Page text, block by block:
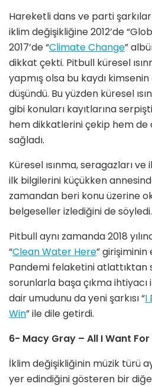
Hareketli dans ve parti
iklim değişikliğine 2012’de
2017’de “Climate Change”
dikkat çekti. Pitbull küresel
yapmış olsa bu kaydı
düşündü. Bu yüzden küresel
gibi konuları kayıtlarına
hem dikkatlerini çekip hem
sağladı.
Küresel ısınma, seragazları
ilk bilgilerini küçükken
zamandan beri konu üzerine
belgeseller izlediğini de söyledi.
Pitbull aynı zamanda 2018
“Clean Water Here”
Pandemi felaketini atlattıktan
sorunlarla başa çıkma ihtiyacı
dair umudunu da yeni şarkısı “I
Win” ile dile getirdi.
6- Macy Gray – All I Want
İklim değişikliğinin müzik türü
yer edindiğini gösteren bir